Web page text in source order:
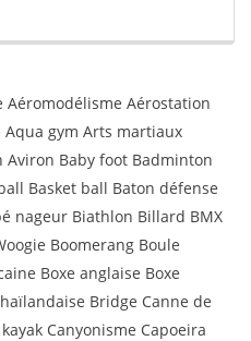
Aérostation
gym Arts martiaux
Baby foot Badminton
Basket ball Baton défense
nageur Biathlon Billard BMX
Boomerang Boule
Boxe anglaise Boxe
Bridge Canne de
Canyonisme Capoeira